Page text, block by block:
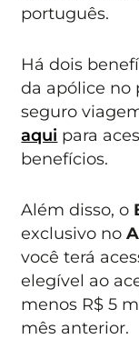
português.
Há dois
da apólice no
seguro
aqui para
benefícios.
Além disso, o
exclusivo no
você terá
elegível ao
menos R$ 5
mês anterior.